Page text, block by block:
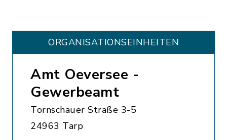
ORGANISATIONS­EINHEITEN
Amt Oeversee -
Gewerbeamt
Tornschauer Straße 3-5
24963 Tarp